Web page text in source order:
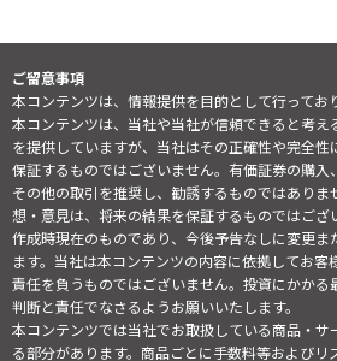
ご留意事項
本コンテンツは、情報提供を目的として行ってお
本コンテンツは、当社や当社が信頼できると考え
を提供していますが、当社はその正確性や完全
保証するものではございません。有価証券の購入
その他の取引を推奨し、勧誘するものではあり
想・意見は、将来の結果を保証するものではござ
作成時現在のものであり、今後予告なしに変更
ます。当社は本コンテンツの内容に依拠してお客
責任を負うものではございません。投資にかかる
判断と責任でなさるようお願いいたします。
本コンテンツでは当社でお取扱している商品・
る部分があります。商品ごとに手数料等およびリ